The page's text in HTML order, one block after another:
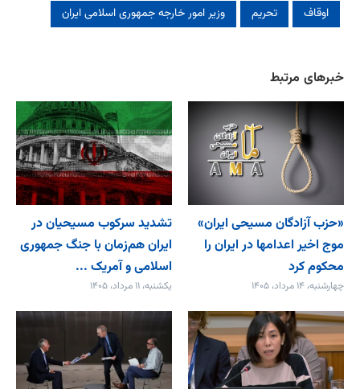
اوقاف تحریم وزیر امور خارجه جمهوری اسلامی ایران
خبرهای مرتبط
«حزب آزادگان مسیحی ایران»
موج اخیر اعدامها در ایران را
محکوم کرد
چهارشنبه، ۱۴ مرداد، ۱۴۰۵
تشدید سرکوب مسیحیان در
ایران هم‌زمان با جنگ جمهوری
اسلامی و آمریک ...
یکشنبه، ۱۱ مرداد، ۱۴۰۵